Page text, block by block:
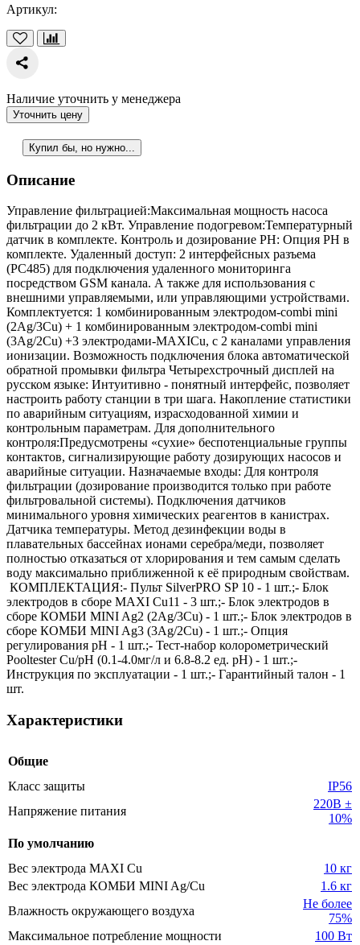
Артикул:
Наличие уточнить у менеджера
Уточнить цену
Купил бы, но нужно...
Описание
Управление фильтрацией:Максимальная мощность насоса
фильтрации до 2 кВт. Управление подогревом:Температурный
датчик в комплекте. Контроль и дозирование PH: Опция PH в
комплекте. Удаленный доступ: 2 интерфейсных разъема
(РС485) для подключения удаленного мониторинга
посредством GSM канала. А также для использования с
внешними управляемыми, или управляющими устройствами.
Комплектуется: 1 комбинированным электродом-combi mini
(2Ag/3Cu) + 1 комбинированным электродом-combi mini
(3Ag/2Cu) +3 электродами-MAXICu, с 2 каналами управления
ионизации. Возможность подключения блока автоматической
обратной промывки фильтра Четырехстрочный дисплей на
русском языке: Интуитивно - понятный интерфейс, позволяет
настроить работу станции в три шага. Накопление статистики
по аварийным ситуациям, израсходованной химии и
контрольным параметрам. Для дополнительного
контроля:Предусмотрены «сухие» беспотенциальные группы
контактов, сигнализирующие работу дозирующих насосов и
аварийные ситуации. Назначаемые входы: Для контроля
фильтрации (дозирование производится только при работе
фильтровальной системы). Подключения датчиков
минимального уровня химических реагентов в канистрах.
Датчика температуры. Метод дезинфекции воды в
плавательных бассейнах ионами серебра/меди, позволяет
полностью отказаться от хлорирования и тем самым сделать
воду максимально приближенной к её природным свойствам.
КОМПЛЕКТАЦИЯ:- Пульт SilverPRO SP 10 - 1 шт.;- Блок
электродов в сборе MAXI Cu11 - 3 шт.;- Блок электродов в
сборе КОМБИ MINI Ag2 (2Ag/3Cu) - 1 шт.;- Блок электродов в
сборе КОМБИ MINI Ag3 (3Ag/2Cu) - 1 шт.;- Опция
регулирования рН - 1 шт.;- Тест-набор колорометрический
Pooltester Cu/pH (0.1-4.0мг/л и 6.8-8.2 ед. pH) - 1 шт.;-
Инструкция по эксплуатации - 1 шт.;- Гарантийный талон - 1
шт.
Характеристики
Общие
Класс защиты
IP56
Напряжение питания
220В ±
10%
По умолчанию
Вес электрода MAXI Cu
10 кг
Вес электрода КОМБИ MINI Ag/Cu
1.6 кг
Влажность окружающего воздуха
Не более
75%
Максимальное потребление мощности
100 Вт